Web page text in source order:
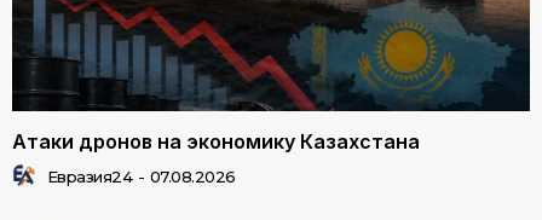
Атаки дронов на экономику Казахстана
Евразия24 - 07.08.2026